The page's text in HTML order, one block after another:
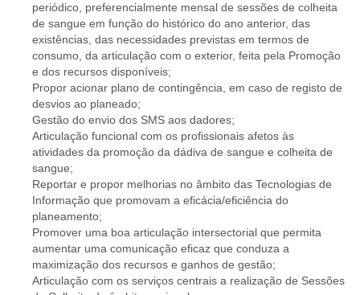
periódico, preferencialmente mensal de sessões de colheita
de sangue em função do histórico do ano anterior, das
existências, das necessidades previstas em termos de
consumo, da articulação com o exterior, feita pela Promoção
e dos recursos disponíveis;
Propor acionar plano de contingência, em caso de registo de
desvios ao planeado;
Gestão do envio dos SMS aos dadores;
Articulação funcional com os profissionais afetos às
atividades da promoção da dádiva de sangue e colheita de
sangue;
Reportar e propor melhorias no âmbito das Tecnologias de
Informação que promovam a eficácia/eficiência do
planeamento;
Promover uma boa articulação intersectorial que permita
aumentar uma comunicação eficaz que conduza a
maximização dos recursos e ganhos de gestão;
Articulação com os serviços centrais a realização de Sessões